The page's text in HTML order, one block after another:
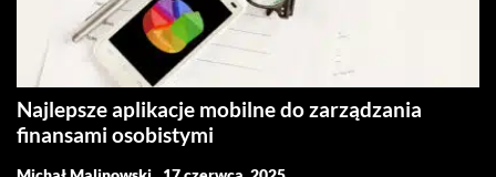
Najlepsze aplikacje mobilne do zarządzania
finansami osobistymi